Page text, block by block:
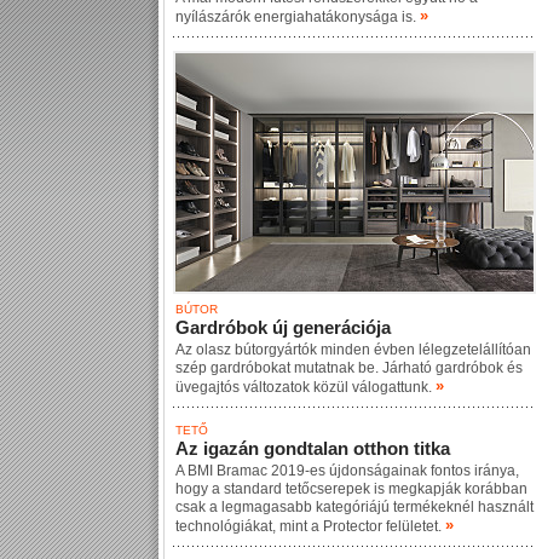
nyílászárók energiahatákonysága is. »
BÚTOR
Gardróbok új generációja
Az olasz bútorgyártók minden évben lélegzetelállítóan
szép gardróbokat mutatnak be. Járható gardróbok és
üvegajtós változatok közül válogattunk. »
TETŐ
Az igazán gondtalan otthon titka
A BMI Bramac 2019-es újdonságainak fontos iránya,
hogy a standard tetőcserepek is megkapják korábban
csak a legmagasabb kategóriájú termékeknél használt
technológiákat, mint a Protector felületet. »